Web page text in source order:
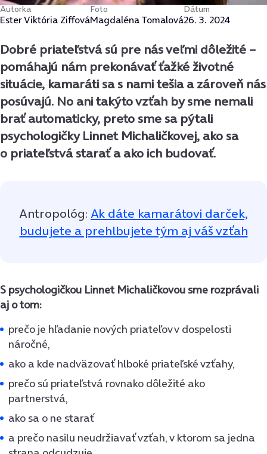
Autorka
Ester Viktória Ziffová
Foto
Magdaléna Tomalová
Dátum
26. 3. 2024
Dobré priateľstvá sú pre nás veľmi dôležité –
pomáhajú nám prekonávať ťažké životné
situácie, kamaráti sa s nami tešia a zároveň nás
posúvajú. No ani takýto vzťah by sme nemali
brať automaticky, preto sme sa pýtali
psychologičky Linnet Michaličkovej, ako sa
o priateľstvá starať a ako ich budovať.
Antropológ: Ak dáte kamarátovi darček,
budujete a prehlbujete tým aj váš vzťah
S psychologičkou Linnet Michaličkovou sme rozprávali
aj o tom:
prečo je hľadanie nových priateľov v dospelosti
náročné,
ako a kde nadväzovať hlboké priateľské vzťahy,
prečo sú priateľstvá rovnako dôležité ako
partnerstvá,
ako sa o ne starať
a prečo nasilu neudržiavať vzťah, v ktorom sa jedna